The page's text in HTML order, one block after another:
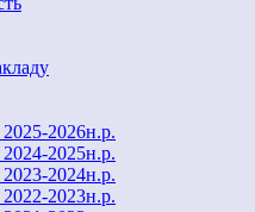
2026н.р.
2025н.р.
2024н.р.
2023н.р.